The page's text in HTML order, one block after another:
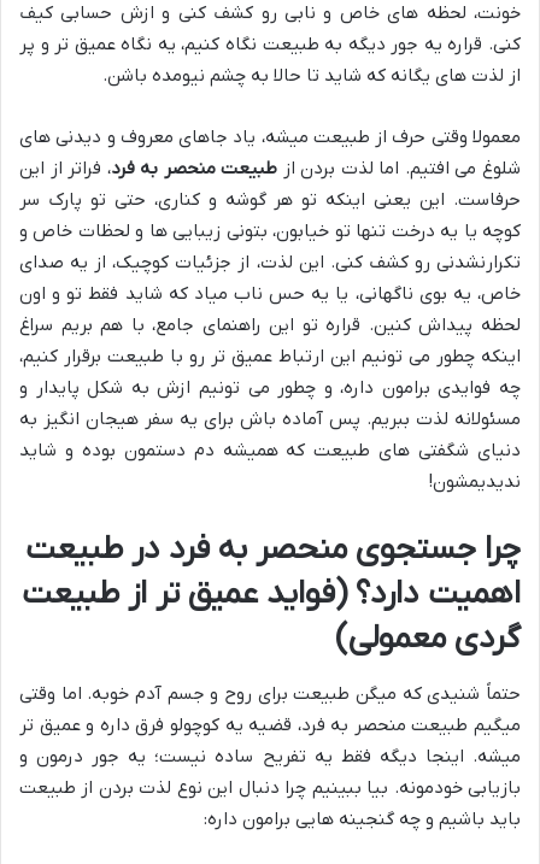
خونت، لحظه های خاص و نابی رو کشف کنی و ازش حسابی کیف
کنی. قراره یه جور دیگه به طبیعت نگاه کنیم، یه نگاه عمیق تر و پر
از لذت های یگانه که شاید تا حالا به چشم نیومده باشن.
معمولا وقتی حرف از طبیعت میشه، یاد جاهای معروف و دیدنی های
شلوغ می افتیم. اما لذت بردن از طبیعت منحصر به فرد، فراتر از این
حرفاست. این یعنی اینکه تو هر گوشه و کناری، حتی تو پارک سر
کوچه یا یه درخت تنها تو خیابون، بتونی زیبایی ها و لحظات خاص و
تکرارنشدنی رو کشف کنی. این لذت، از جزئیات کوچیک، از یه صدای
خاص، یه بوی ناگهانی، یا یه حس ناب میاد که شاید فقط تو و اون
لحظه پیداش کنین. قراره تو این راهنمای جامع، با هم بریم سراغ
اینکه چطور می تونیم این ارتباط عمیق تر رو با طبیعت برقرار کنیم،
چه فوایدی برامون داره، و چطور می تونیم ازش به شکل پایدار و
مسئولانه لذت ببریم. پس آماده باش برای یه سفر هیجان انگیز به
دنیای شگفتی های طبیعت که همیشه دم دستمون بوده و شاید
ندیدیمشون!
چرا جستجوی منحصر به فرد در طبیعت
اهمیت دارد؟ (فواید عمیق تر از طبیعت
گردی معمولی)
حتماً شنیدی که میگن طبیعت برای روح و جسم آدم خوبه. اما وقتی
میگیم طبیعت منحصر به فرد، قضیه یه کوچولو فرق داره و عمیق تر
میشه. اینجا دیگه فقط یه تفریح ساده نیست؛ یه جور درمون و
بازیابی خودمونه. بیا ببینیم چرا دنبال این نوع لذت بردن از طبیعت
باید باشیم و چه گنجینه هایی برامون داره: